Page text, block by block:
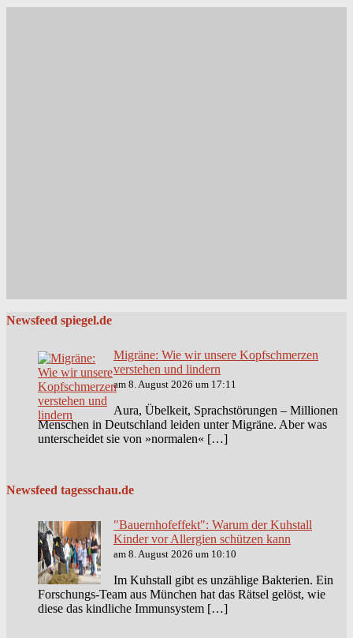
Newsfeed spiegel.de
Migräne: Wie wir unsere Kopfschmerzen
verstehen und lindern
am 8. August 2026 um 17:11
Aura, Übelkeit, Sprachstörungen – Millionen
Menschen in Deutschland leiden unter Migräne. Aber was
unterscheidet sie von »normalen« […]
Newsfeed tagesschau.de
"Bauernhofeffekt": Warum der Kuhstall
Kinder vor Allergien schützen kann
am 8. August 2026 um 10:10
Im Kuhstall gibt es unzählige Bakterien. Ein
Forschungs-Team aus München hat das Rätsel gelöst, wie
diese das kindliche Immunsystem […]